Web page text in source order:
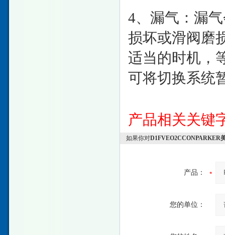
4、漏气：漏
损坏或滑阀磨
适当的时机，
可将切换系统
产品相关关键
如果你对D1FVEO2CCONPARKER
产品：
您的单位：